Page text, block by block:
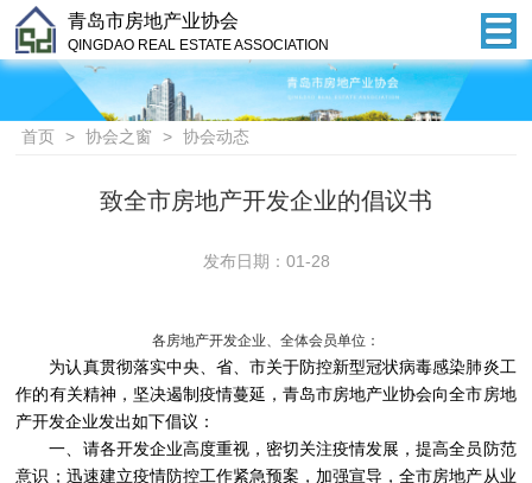
青岛市房地产业协会
QINGDAO REAL ESTATE ASSOCIATION
首页 > 协会之窗 > 协会动态
致全市房地产开发企业的倡议书
发布日期：01-28
各房地产开发企业、全体会员单位：
为认真贯彻落实中央、省、市关于防控新型冠状病毒感染肺炎工
作的有关精神，坚决遏制疫情蔓延，青岛市房地产业协会向全市房地
产开发企业发出如下倡议：
一、请各开发企业高度重视，密切关注疫情发展，提高全员防范
意识；迅速建立疫情防控工作紧急预案，加强宣导，全市房地产从业